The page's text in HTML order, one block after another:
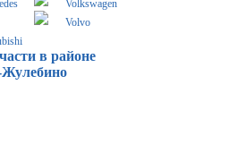
Volkswagen
Volvo
в районе